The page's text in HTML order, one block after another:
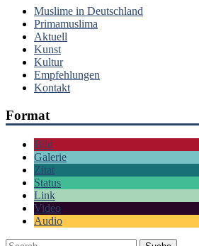
Muslime in Deutschland
Primamuslima
Aktuell
Kunst
Kultur
Empfehlungen
Kontakt
Format
Bild
Galerie
Zitat
Status
Link
Video
Audio